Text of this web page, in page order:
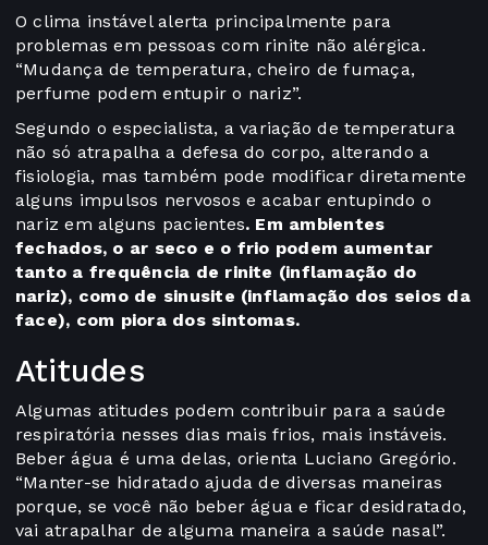
O clima instável alerta principalmente para
problemas em pessoas com rinite não alérgica.
“Mudança de temperatura, cheiro de fumaça,
perfume podem entupir o nariz”.
Segundo o especialista, a variação de temperatura
não só atrapalha a defesa do corpo, alterando a
fisiologia, mas também pode modificar diretamente
alguns impulsos nervosos e acabar entupindo o
nariz em alguns pacientes. Em ambientes
fechados, o ar seco e o frio podem aumentar
tanto a frequência de rinite (inflamação do
nariz), como de sinusite (inflamação dos seios da
face), com piora dos sintomas.
Atitudes
Algumas atitudes podem contribuir para a saúde
respiratória nesses dias mais frios, mais instáveis.
Beber água é uma delas, orienta Luciano Gregório.
“Manter-se hidratado ajuda de diversas maneiras
porque, se você não beber água e ficar desidratado,
vai atrapalhar de alguma maneira a saúde nasal”.